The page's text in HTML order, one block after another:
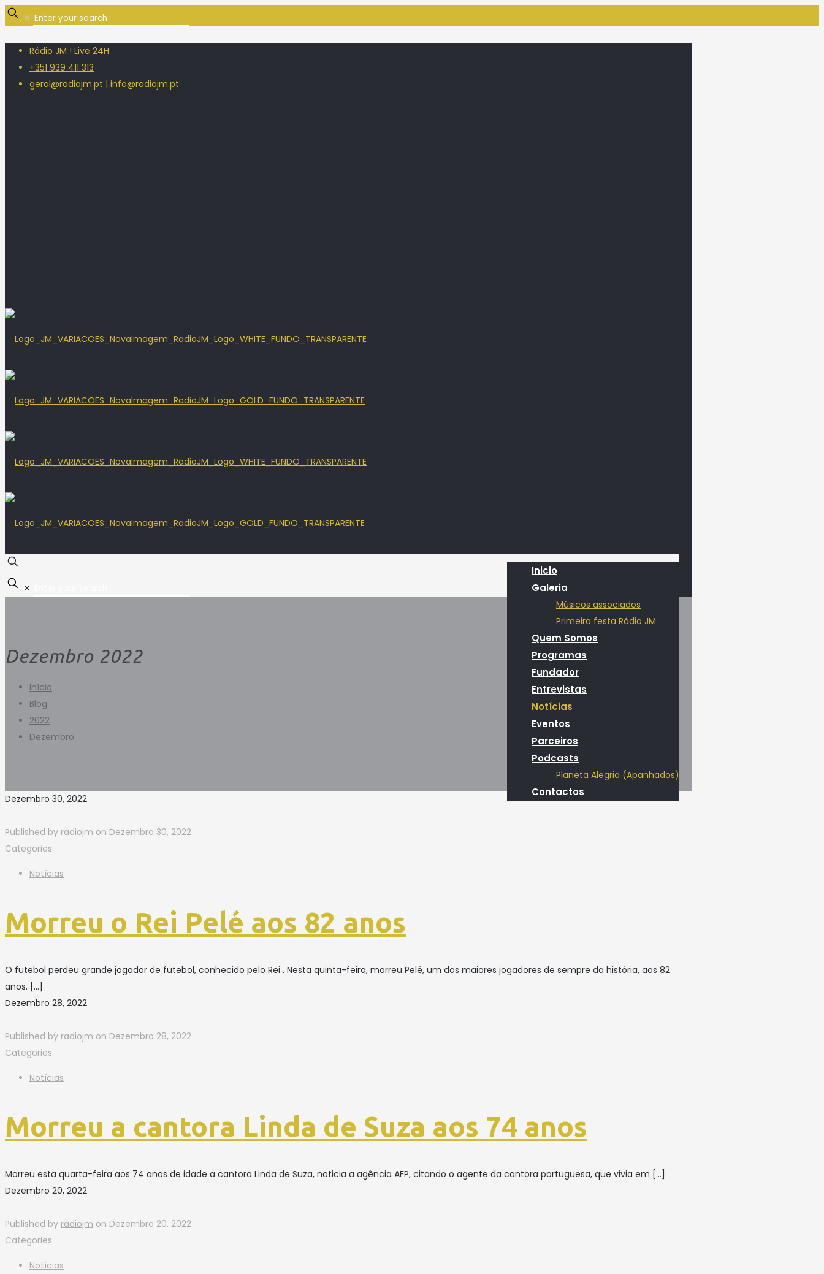
✕
Rádio JM ! Live 24H
+351 939 411 313
geral@radiojm.pt | info@radiojm.pt
Inicio
Galeria
Músicos associados
Primeira festa Rádio JM
Quem Somos
Programas
Fundador
Entrevistas
Notícias
Eventos
Parceiros
Podcasts
Planeta Alegria (Apanhados)
Contactos
✕
Dezembro 2022
Início
Blog
2022
Dezembro
Dezembro 30, 2022
Published by radiojm on Dezembro 30, 2022
Categories
Notícias
Morreu o Rei Pelé aos 82 anos
O futebol perdeu grande jogador de futebol, conhecido pelo Rei . Nesta quinta-feira, morreu Pelé, um dos maiores jogadores de sempre da história, aos 82
anos. […]
Dezembro 28, 2022
Published by radiojm on Dezembro 28, 2022
Categories
Notícias
Morreu a cantora Linda de Suza aos 74 anos
Morreu esta quarta-feira aos 74 anos de idade a cantora Linda de Suza, noticia a agência AFP, citando o agente da cantora portuguesa, que vivia em […]
Dezembro 20, 2022
Published by radiojm on Dezembro 20, 2022
Categories
Notícias